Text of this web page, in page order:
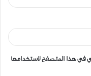
في هذا المتصفح لاستخدامها